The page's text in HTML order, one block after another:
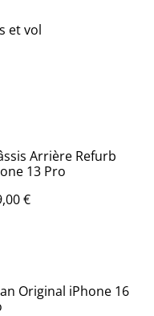
et vol
Arrière Refurb
13 Pro
€
Original iPhone 16